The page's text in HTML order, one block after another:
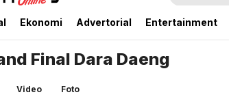
OnlineAnda
Ekonomi Advertorial Entertainment
Final Dara Daeng
Video Foto